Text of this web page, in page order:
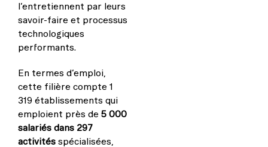
l’entretiennent par leurs
savoir-faire et processus
technologiques
performants.
En termes d’emploi,
cette filière compte 1
319 établissements qui
emploient près de 5 000
salariés dans 297
activités spécialisées,